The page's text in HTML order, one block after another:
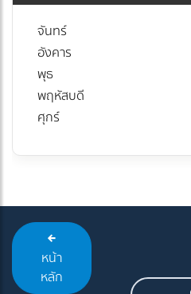
จันทร์
อังคาร
พุธ
พฤหัสบดี
ศุกร์
หน้า
หลัก